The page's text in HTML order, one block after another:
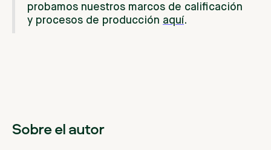
probamos nuestros marcos de calificación
y procesos de producción aquí.
Sobre el autor